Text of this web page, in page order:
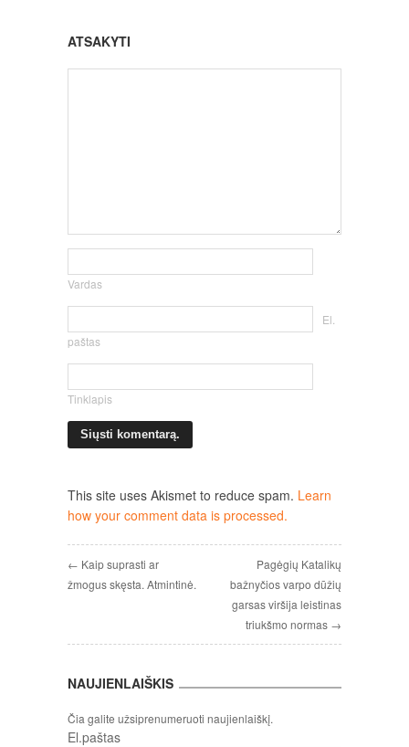
ATSAKYTI
Vardas
El.
paštas
Tinklapis
This site uses Akismet to reduce spam. Learn
how your comment data is processed.
← Kaip suprasti ar
žmogus skęsta. Atmintinė.
Pagėgių Katalikų
bažnyčios varpo dūžių
garsas viršija leistinas
triukšmo normas →
NAUJIENLAIŠKIS
Čia galite užsiprenumeruoti naujienlaiškį.
El.paštas